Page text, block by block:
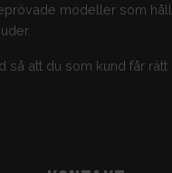
modeller som
så att du som kund får